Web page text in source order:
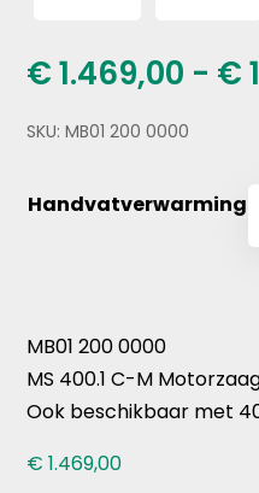
€1.469,00 - €
SKU:MB01 200 0000
Handvatverwarming
MB01 200 0000
MS 400.1 C-M
Ook beschikbaar met
€ 1.469,00